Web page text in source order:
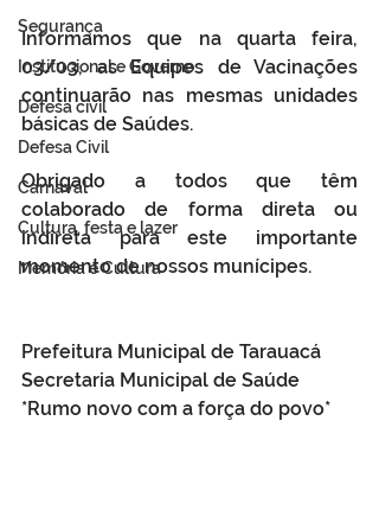
Segurança
Institucional e Governo
Defesa cívil
Defesa Civil
Carnaval
Cultura, festa e lazer
Memória e Cultura
Informamos que na quarta feira,
03/03, as Equipes de Vacinações
continuarão nas mesmas unidades
básicas de Saúdes.
Obrigado a todos que têm
colaborado de forma direta ou
indireta para este importante
momento de nossos munícipes.
Prefeitura Municipal de Tarauacá
Secretaria Municipal de Saúde
*Rumo novo com a força do povo*